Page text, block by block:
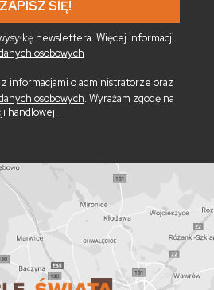
newslettera. Więcej informacji
osobowych
z informacjami o administratorze oraz
osobowych. Wyrażam zgodę na
handlowej.